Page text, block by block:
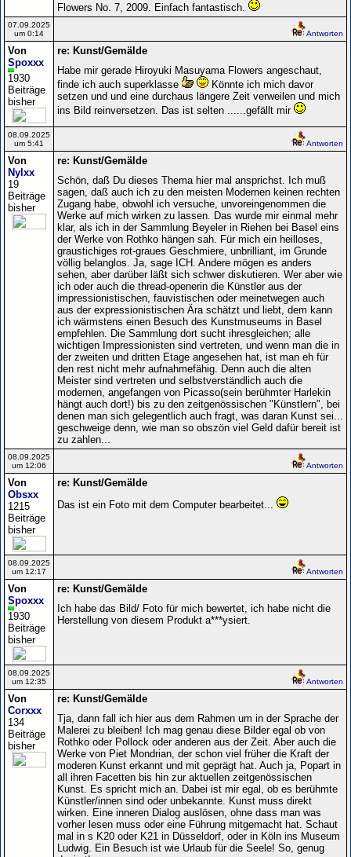
Flowers No. 7, 2009. Einfach fantastisch.
07.09.2025
um 0:14
Antworten
Von
Spoxxx
1930
Beiträge
bisher
re: Kunst/Gemälde
Habe mir gerade Hiroyuki Masuyama Flowers angeschaut,
finde ich auch superklasse
Könnte ich mich davor
setzen und und eine durchaus längere Zeit verweilen und mich
ins Bild reinversetzen. Das ist selten ......gefällt mir
08.09.2025
um 5:41
Antworten
Von
Nylxx
19
Beiträge
bisher
re: Kunst/Gemälde
Schön, daß Du dieses Thema hier mal ansprichst. Ich muß
sagen, daß auch ich zu den meisten Modernen keinen rechten
Zugang habe, obwohl ich versuche, unvoreingenommen die
Werke auf mich wirken zu lassen. Das wurde mir einmal mehr
klar, als ich in der Sammlung Beyeler in Riehen bei Basel eins
der Werke von Rothko hängen sah. Für mich ein heilloses,
graustichiges rot-graues Geschmiere, unbrilliant, im Grunde
völlig belanglos. Ja, sage ICH. Andere mögen es anders
sehen, aber darüber läßt sich schwer diskutieren. Wer aber wie
ich oder auch die thread-openerin die Künstler aus der
impressionistischen, fauvistischen oder meinetwegen auch
aus der expressionistischen Ära schätzt und liebt, dem kann
ich wärmstens einen Besuch des Kunstmuseums in Basel
empfehlen. Die Sammlung dort sucht ihresgleichen; alle
wichtigen Impressionisten sind vertreten, und wenn man die in
der zweiten und dritten Etage angesehen hat, ist man eh für
den rest nicht mehr aufnahmefähig. Denn auch die alten
Meister sind vertreten und selbstverständlich auch die
modernen, angefangen von Picasso(sein berühmter Harlekin
hängt auch dort!) bis zu den zeitgenössischen "Künstlern", bei
denen man sich gelegentlich auch fragt, was daran Kunst sei...
geschweige denn, wie man so obszön viel Geld dafür bereit ist
zu zahlen...
08.09.2025
um 12:06
Antworten
Von
Obsxx
1215
Beiträge
bisher
re: Kunst/Gemälde
Das ist ein Foto mit dem Computer bearbeitet...
08.09.2025
um 12:17
Antworten
Von
Spoxxx
1930
Beiträge
bisher
re: Kunst/Gemälde
Ich habe das Bild/ Foto für mich bewertet, ich habe nicht die
Herstellung von diesem Produkt a***ysiert.
08.09.2025
um 12:35
Antworten
Von
Corxxx
134
Beiträge
bisher
re: Kunst/Gemälde
Tja, dann fall ich hier aus dem Rahmen um in der Sprache der
Malerei zu bleiben! Ich mag genau diese Bilder egal ob von
Rothko oder Pollock oder anderen aus der Zeit. Aber auch die
Werke von Piet Mondrian, der schon viel früher die Kraft der
moderen Kunst erkannt und mit geprägt hat. Auch ja, Popart in
all ihren Facetten bis hin zur aktuellen zeitgenössischen
Kunst. Es spricht mich an. Dabei ist mir egal, ob es berühmte
Künstler/innen sind oder unbekannte. Kunst muss direkt
wirken. Eine inneren Dialog auslösen, ohne dass man was
vorher lesen muss oder eine Führung mitgemacht hat. Schaut
mal in s K20 oder K21 in Düsseldorf, oder in Köln ins Museum
Ludwig. Ein Besuch ist wie Urlaub für die Seele! So, genug